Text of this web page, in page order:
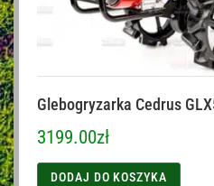
Glebogryzarka Cedrus
3199.00zł
DODAJ DO KOSZYKA